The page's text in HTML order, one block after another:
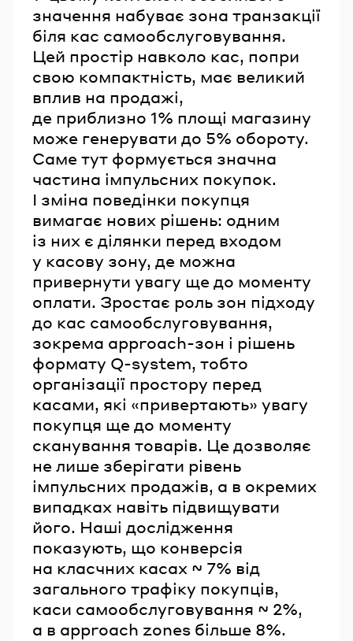
значення набуває зона транзакції
біля кас самообслуговування.
Цей простір навколо кас, попри
свою компактність, має великий
вплив на продажі,
де приблизно 1% площі магазину
може генерувати до 5% обороту.
Саме тут формується значна
частина імпульсних покупок.
І зміна поведінки покупця
вимагає нових рішень: одним
із них є ділянки перед входом
у касову зону, де можна
привернути увагу ще до моменту
оплати. Зростає роль зон підходу
до кас самообслуговування,
зокрема approach-зон і рішень
формату Q-system, тобто
організації простору перед
касами, які «привертають» увагу
покупця ще до моменту
сканування товарів. Це дозволяє
не лише зберігати рівень
імпульсних продажів, а в окремих
випадках навіть підвищувати
його. Наші дослідження
показують, що конверсія
на класчних касах ~ 7% від
загального трафіку покупців,
каси самообслуговування ~ 2%,
а в approach zones більше 8%.